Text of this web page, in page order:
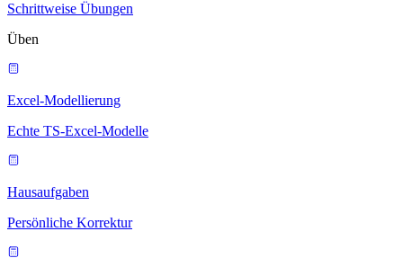
Schrittweise Übungen
Üben
Excel-Modellierung
Echte TS-Excel-Modelle
Hausaufgaben
Persönliche Korrektur